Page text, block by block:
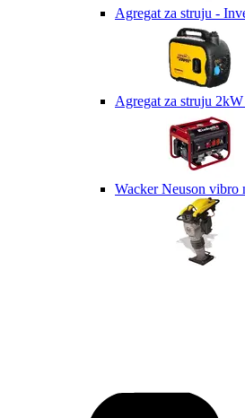
Agregat za struju -
Agregat za struju
Wacker Neuson vibro